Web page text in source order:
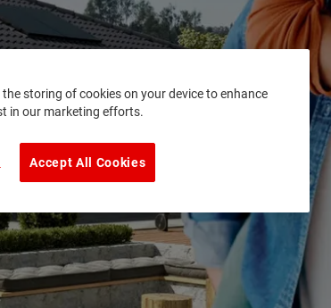
the storing of cookies on your device to enhance
in our marketing efforts.
Accept All Cookies